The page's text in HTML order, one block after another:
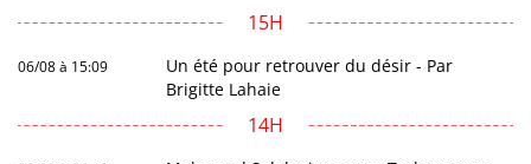
15H
06/08 à 15:09
Un été pour retrouver du désir - Par
Brigitte Lahaie
14H